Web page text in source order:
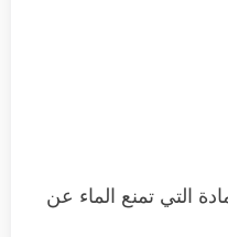
التي تمنع الماء عن